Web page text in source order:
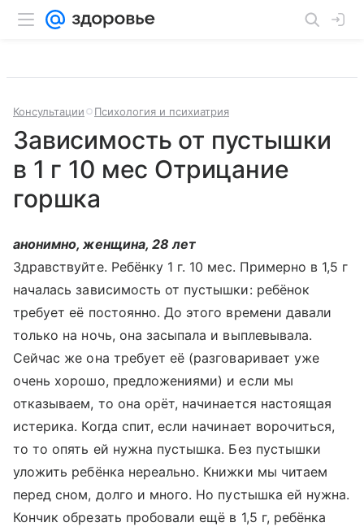
Консультации Психология и психиатрия
Зависимость от пустышки
в 1 г 10 мес Отрицание
горшка
анонимно, женщина, 28 лет
Здравствуйте. Ребёнку 1 г. 10 мес. Примерно в 1,5 г
началась зависимость от пустышки: ребёнок
требует её постоянно. До этого времени давали
только на ночь, она засыпала и выплевывала.
Сейчас же она требует её (разговаривает уже
очень хорошо, предложениями) и если мы
отказываем, то она орёт, начинается настоящая
истерика. Когда спит, если начинает ворочиться,
то то опять ей нужна пустышка. Без пустышки
уложить ребёнка нереально. Книжки мы читаем
перед сном, долго и много. Но пустышка ей нужна.
Кончик обрезать пробовали ещё в 1,5 г, ребёнка